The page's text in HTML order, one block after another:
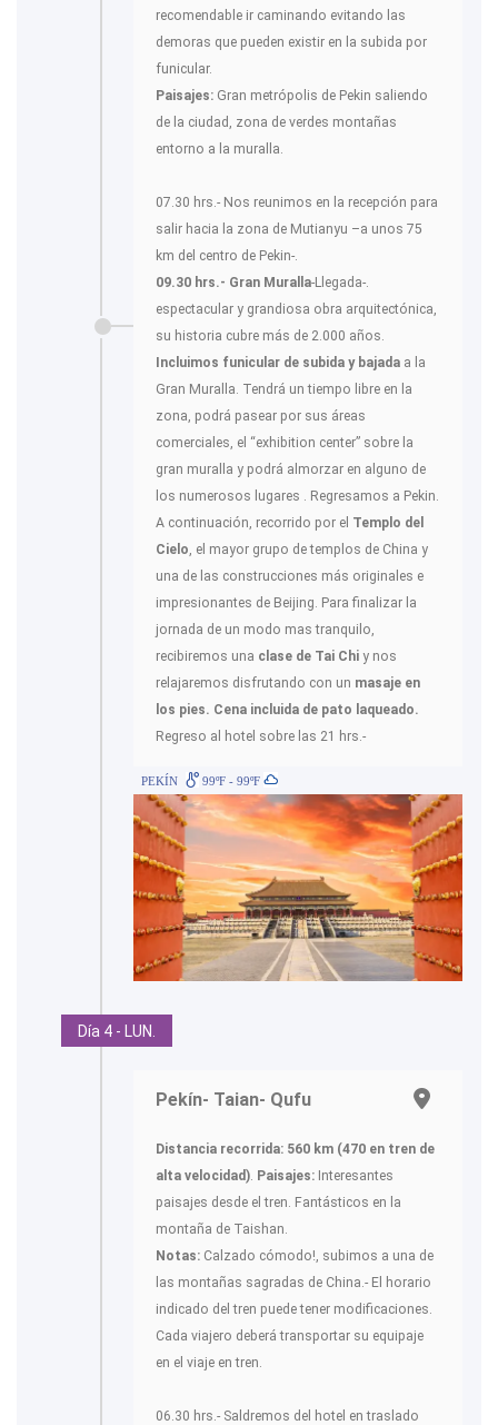
recomendable ir caminando evitando las
demoras que pueden existir en la subida por
funicular.
Paisajes: Gran metrópolis de Pekin saliendo
de la ciudad, zona de verdes montañas
entorno a la muralla.
07.30 hrs.- Nos reunimos en la recepción para
salir hacia la zona de Mutianyu –a unos 75
km del centro de Pekin-.
09.30 hrs.- Gran Muralla-Llegada-.
espectacular y grandiosa obra arquitectónica,
su historia cubre más de 2.000 años.
Incluimos funicular de subida y bajada a la
Gran Muralla. Tendrá un tiempo libre en la
zona, podrá pasear por sus áreas
comerciales, el “exhibition center” sobre la
gran muralla y podrá almorzar en alguno de
los numerosos lugares . Regresamos a Pekin.
A continuación, recorrido por el Templo del
Cielo , el mayor grupo de templos de China y
una de las construcciones más originales e
impresionantes de Beijing. Para finalizar la
jornada de un modo mas tranquilo,
recibiremos una clase de Tai Chi y nos
relajaremos disfrutando con un masaje en
los pies. Cena incluida de pato laqueado.
Regreso al hotel sobre las 21 hrs.-
PEKÍN 99ºF - 99ºF
Día 4 - LUN.
Pekín- Taian- Qufu
Distancia recorrida: 560 km (470 en tren de
alta velocidad) Paisajes: Interesantes
paisajes desde el tren. Fantásticos en la
montaña de Taishan.
Notas: Calzado cómodo!, subimos a una de
las montañas sagradas de China.- El horario
indicado del tren puede tener modificaciones.
Cada viajero deberá transportar su equipaje
en el viaje en tren.
06.30 hrs.- Saldremos del hotel en traslado